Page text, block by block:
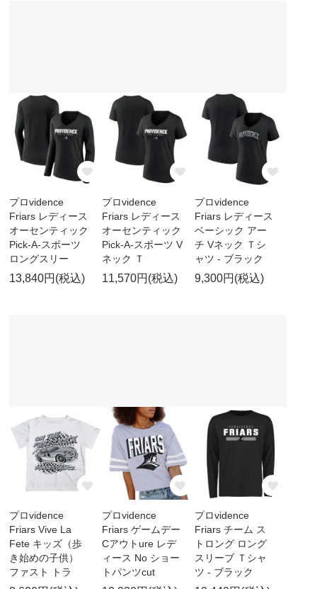
プロvidence
Friars レディース
オーセンティック
Pick-A-スポーツ
ロングスリー
13,840円(税込)
プロvidence
Friars レディース
オーセンティック
Pick-A-スポーツ V
ネック Ｔ
11,570円(税込)
プロvidence
Friars レディース
ベーシック アー
チ Vネック Ｔシ
ャツ - ブラック
9,300円(税込)
プロvidence
Friars Vive La
Fete キッズ（歩
き始めの子供）
ファスト トラ
プロvidence
Friars ゲームデー
Cアウトure レデ
ィース No ショー
トパンツcut
プロvidence
Friars チーム ス
トロング ロング
スリーブ Ｔシャ
ツ - ブラック